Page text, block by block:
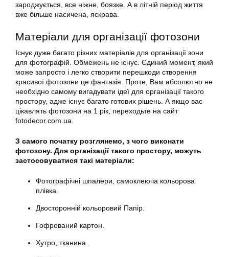
зароджується, все ніжне, боязке. А в літній період життя
вже більше насичена, яскрава.
Матеріали для організації фотозони
Існує дуже багато різних матеріалів для організації зони
для фотографій. Обмежень не існує. Єдиний момент, який
може запросто і легко створити перешкоди створення
красивої фотозони це фантазія. Проте, Вам абсолютно не
необхідно самому вигадувати ідеї для організації такого
простору, адже існує багато готових рішень. А якщо вас
цікавлять фотозони на 1 рік, переходьте на сайт
fotodecor.com.ua.
З самого початку розглянемо, з чого виконати
фотозону. Для організації такого простору, можуть
застосовуватися такі матеріали:
Фотографічні шпалери, самоклеюча кольорова
плівка.
Двосторонній кольоровий Папір.
Гофрований картон.
Хутро, тканина.